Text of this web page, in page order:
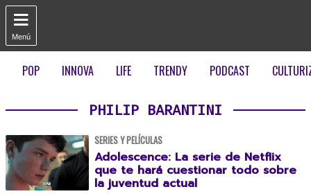

Menú
POP INNOVA LIFE TRENDY PODCAST
PHILIP BARANTINI
SERIES Y PELÍCULAS
Adolescence: La serie de Netflix
que te hará cuestionar todo sobre
la juventud actual